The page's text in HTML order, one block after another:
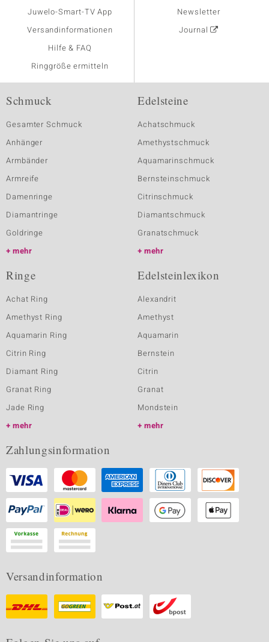
Juwelo-Smart-TV App
Versandinformationen
Hilfe & FAQ
Ringgröße ermitteln
Newsletter
Journal
Schmuck
Gesamter Schmuck
Anhänger
Armbänder
Armreife
Damenringe
Diamantringe
Goldringe
mehr
Edelsteine
Achatschmuck
Amethystschmuck
Aquamarinschmuck
Bernsteinschmuck
Citrinschmuck
Diamantschmuck
Granatschmuck
mehr
Ringe
Achat Ring
Amethyst Ring
Aquamarin Ring
Citrin Ring
Diamant Ring
Granat Ring
Jade Ring
mehr
Edelsteinlexikon
Alexandrit
Amethyst
Aquamarin
Bernstein
Citrin
Granat
Mondstein
mehr
Zahlungsinformation
Versandinformation